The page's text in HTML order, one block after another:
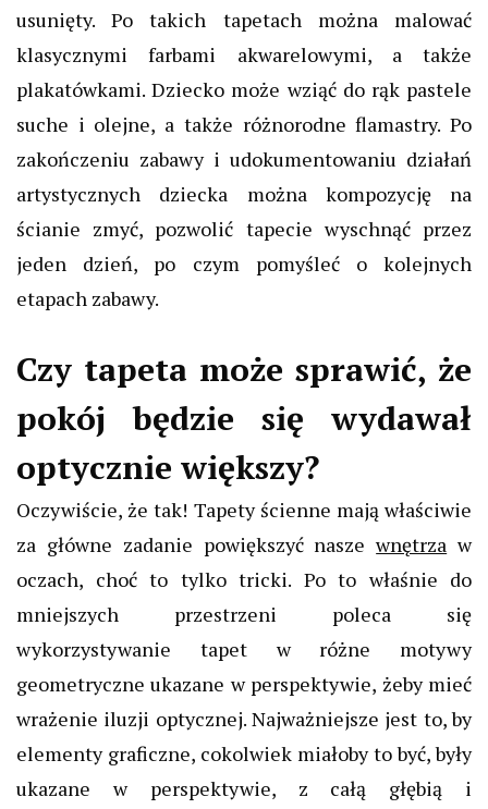
usunięty. Po takich tapetach można malować
klasycznymi farbami akwarelowymi, a także
plakatówkami. Dziecko może wziąć do rąk pastele
suche i olejne, a także różnorodne flamastry. Po
zakończeniu zabawy i udokumentowaniu działań
artystycznych dziecka można kompozycję na
ścianie zmyć, pozwolić tapecie wyschnąć przez
jeden dzień, po czym pomyśleć o kolejnych
etapach zabawy.
Czy tapeta może sprawić, że
pokój będzie się wydawał
optycznie większy?
Oczywiście, że tak! Tapety ścienne mają właściwie
za główne zadanie powiększyć naszewnętrza w
oczach, choć to tylko tricki. Po to właśnie do
mniejszych przestrzeni poleca się
wykorzystywanie tapet w różne motywy
geometryczne ukazane w perspektywie, żeby mieć
wrażenie iluzji optycznej. Najważniejsze jest to, by
elementy graficzne, cokolwiek miałoby to być, były
ukazane w perspektywie, z całą głębią i